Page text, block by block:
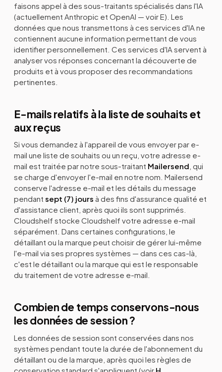
faisons appel à des sous-traitants spécialisés dans l'IA
(actuellement Anthropic et OpenAI — voir E). Les
données que nous transmettons à ces services d'IA ne
contiennent aucune information permettant de vous
identifier personnellement. Ces services d'IA servent à
analyser vos réponses concernant la découverte de
produits et à vous proposer des recommandations
pertinentes.
E-mails relatifs à la liste de souhaits et
aux reçus
Si vous demandez à l'appareil de vous envoyer par e-
mail une liste de souhaits ou un reçu, votre adresse e-
mail est traitée par notre sous-traitant Mailersend , qui
se charge d'envoyer l'e-mail en notre nom. Mailersend
conserve l'adresse e-mail et les détails du message
pendant sept (7) jours à des fins d'assurance qualité et
d'assistance client, après quoi ils sont supprimés.
Cloudshelf stocke Cloudshelf votre adresse e-mail
séparément. Dans certaines configurations, le
détaillant ou la marque peut choisir de gérer lui-même
l'e-mail via ses propres systèmes — dans ces cas-là,
c'est le détaillant ou la marque qui est le responsable
du traitement de votre adresse e-mail.
Combien de temps conservons-nous
les données de session ?
Les données de session sont conservées dans nos
systèmes pendant toute la durée de l'abonnement du
détaillant ou de la marque, après quoi les règles de